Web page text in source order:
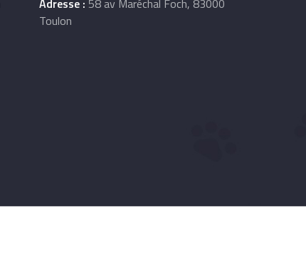
Adresse : 58 av Maréchal Foch, 83000
Toulon